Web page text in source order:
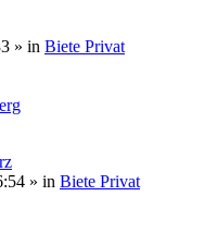
» in Biete Privat
» in Biete Privat